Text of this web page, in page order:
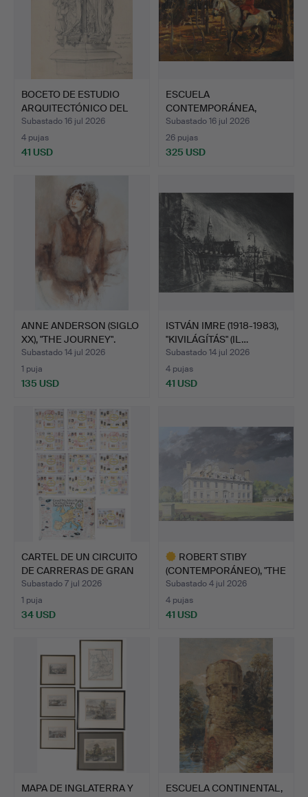
BOCETO DE ESTUDIO
ARQUITECTÓNICO DEL
POZO …
Subastado 16 jul 2026
4 pujas
41 USD
ESCUELA
CONTEMPORÁNEA,
CAZADOR A CABALLO.
Subastado 16 jul 2026
26 pujas
325 USD
ANNE ANDERSON (SIGLO
XX), "THE JOURNEY".
Subastado 14 jul 2026
1 puja
135 USD
ISTVÁN IMRE (1918-1983),
"KIVILÁGÍTÁS" (IL…
Subastado 14 jul 2026
4 pujas
41 USD
CARTEL DE UN CIRCUITO
DE CARRERAS DE GRAN
…
Subastado 7 jul 2026
1 puja
34 USD
ROBERT STIBY
(CONTEMPORÁNEO), "THE
DESTRUC…
Subastado 4 jul 2026
4 pujas
41 USD
MAPA DE INGLATERRA Y
ESCUELA CONTINENTAL,